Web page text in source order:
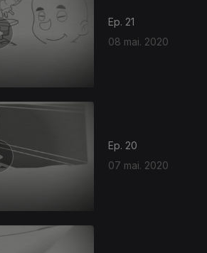
Ep. 21
08 mai. 2020
Ep. 20
07 mai. 2020